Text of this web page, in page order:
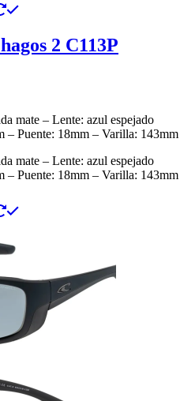
2 C113P
mate – Lente: azul espejado
– Puente: 18mm – Varilla: 143mm
mate – Lente: azul espejado
– Puente: 18mm – Varilla: 143mm